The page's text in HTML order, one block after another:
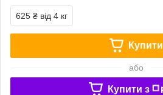
625 ₴ від 4 кг
Купити
або
Купити з